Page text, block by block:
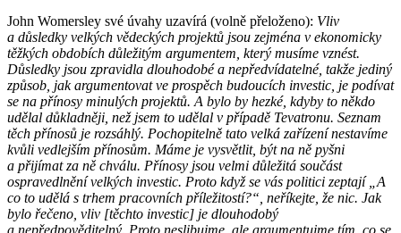
John Womersley své úvahy uzavírá (volně přeloženo): Vliv
a důsledky velkých vědeckých projektů jsou zejména v ekonomicky
těžkých obdobích důležitým argumentem, který musíme vznést.
Důsledky jsou zpravidla dlouhodobé a nepředvídatelné, takže jediný
způsob, jak argumentovat ve prospěch budoucích investic, je podívat
se na přínosy minulých projektů. A bylo by hezké, kdyby to někdo
udělal důkladněji, než jsem to udělal v případě Tevatronu. Seznam
těch přínosů je rozsáhlý. Pochopitelně tato velká zařízení nestavíme
kvůli vedlejším přínosům. Máme je vysvětlit, být na ně pyšni
a přijímat za ně chválu. Přínosy jsou velmi důležitá součást
ospravedlnění velkých investic. Proto když se vás politici zeptají „A
co to udělá s trhem pracovních příležitostí?“, neříkejte, že nic. Jak
bylo řečeno, vliv [těchto investic] je dlouhodobý